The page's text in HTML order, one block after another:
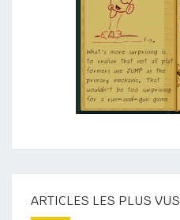
ARTICLES LES PLUS VUS